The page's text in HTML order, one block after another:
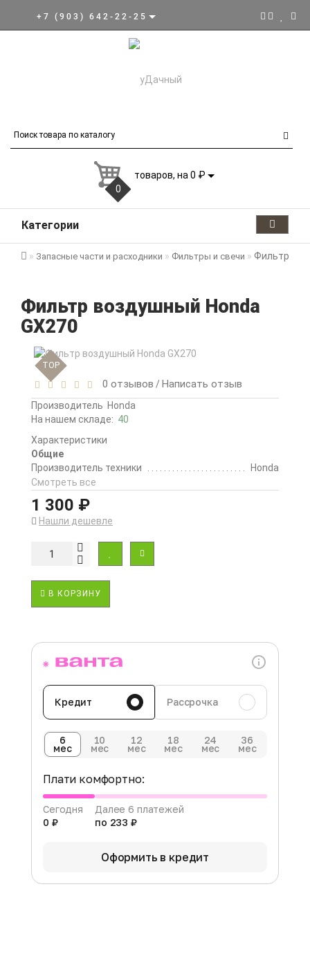
+7 (903) 642-22-25
0
товаров, на 0 ₽
Категории
Запасные части и расходники Фильтры и свечи Фильтр
Фильтр воздушный Honda
GX270
TOP
0 отзывов /Написать отзыв
Производитель Honda
На нашем складе: 40
Характеристики
Общие
Производитель техники
Honda
Смотреть все
1 300 ₽
Нашли дешевле
В КОРЗИНУ
Кредит Рассрочка
6
мес
10
мес
12
мес
18
мес
24
мес
36
мес
Плати комфортно:
Сегодня
0 ₽
Далее 6 платежей
по 233 ₽
Оформить в кредит